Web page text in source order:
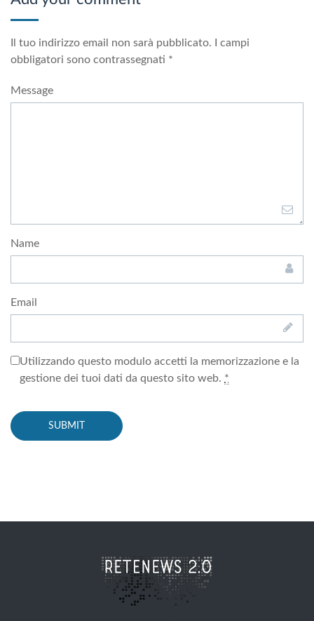
Il tuo indirizzo email non sarà pubblicato. I campi
obbligatori sono contrassegnati *
Message
Name
Email
Utilizzando questo modulo accetti la memorizzazione e la
gestione dei tuoi dati da questo sito web. *